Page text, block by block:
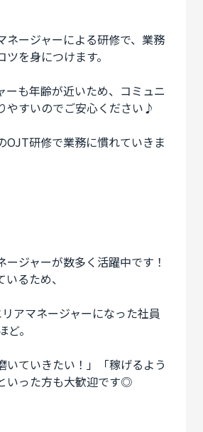
ネージャーによる研修で、業務
を身につけます。
ーも年齢が近いため、コミュニ
やすいのでご安心ください♪
OJT研修で業務に慣れていきま
ージャーが数多く活躍中です！
るため、
アマネージャーになった社員
ど。
いていきたい！」「稼げるよう
いった方も大歓迎です◎